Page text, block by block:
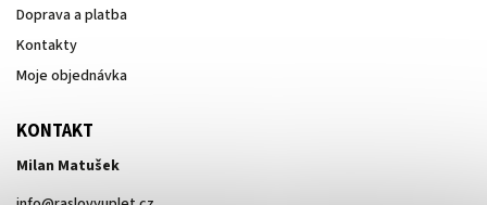
Doprava a platba
Kontakty
Moje objednávka
KONTAKT
Milan Matušek